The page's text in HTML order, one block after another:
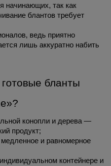
начинающих, так как
блантов требует
ведь приятно
лишь аккуратно набить
бланты
конопли и дерева —
продукт;
и равномерное
контейнере и